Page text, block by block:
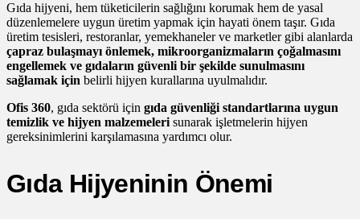
Gıda hijyeni, hem tüketicilerin sağlığını korumak hem de yasal
düzenlemelere uygun üretim yapmak için hayati önem taşır. Gıda
üretim tesisleri, restoranlar, yemekhaneler ve marketler gibi alanlarda
çapraz bulaşmayı önlemek, mikroorganizmaların çoğalmasını
engellemek ve gıdaların güvenli bir şekilde sunulmasını
sağlamak için belirli hijyen kurallarına uyulmalıdır.
Ofis 360, gıda sektörü için gıda güvenliği standartlarına uygun
temizlik ve hijyen malzemeleri sunarak işletmelerin hijyen
gereksinimlerini karşılamasına yardımcı olur.
Gıda Hijyeninin Önemi